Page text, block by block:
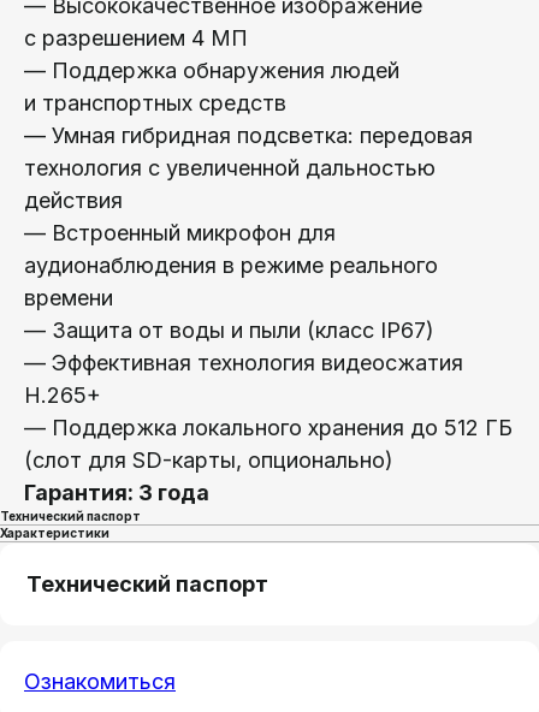
— Высококачественное изображение
с разрешением 4 МП
— Поддержка обнаружения людей
и транспортных средств
— Умная гибридная подсветка: передовая
технология с увеличенной дальностью
действия
— Встроенный микрофон для
аудионаблюдения в режиме реального
времени
— Защита от воды и пыли (класс IP67)
— Эффективная технология видеосжатия
H.265+
— Поддержка локального хранения до 512 ГБ
(слот для SD-карты, опционально)
Гарантия: 3 года
Технический паспорт
Характеристики
Технический паспорт
Ознакомиться